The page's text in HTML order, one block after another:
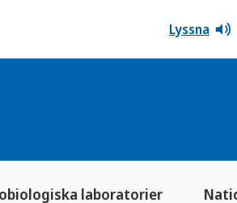
Lyssna
laboratorier